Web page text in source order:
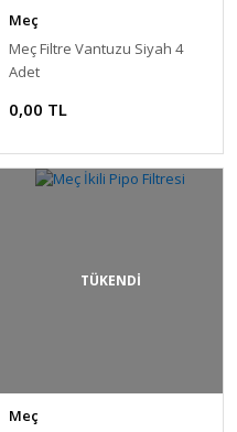
Meç
Meç Filtre Vantuzu Siyah 4
Adet
0,00 TL
TÜKENDİ
Meç